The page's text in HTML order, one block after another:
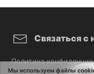
Связаться с
Политика
Мы используем файлы